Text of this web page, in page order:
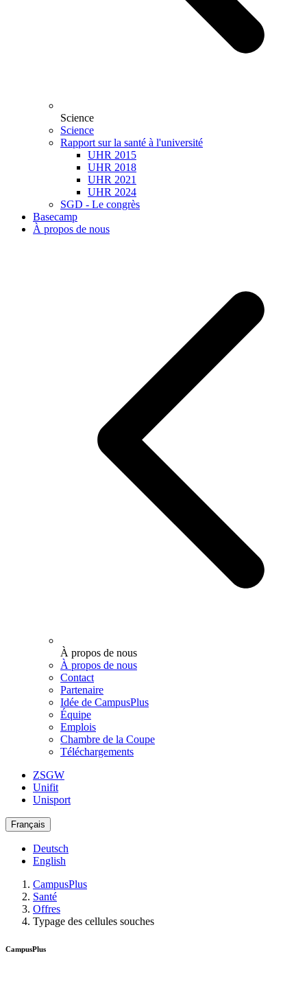
Science
Science
Rapport sur la santé à l'université
UHR 2015
UHR 2018
UHR 2021
UHR 2024
SGD - Le congrès
Basecamp
À propos de nous
À propos de nous
À propos de nous
Contact
Partenaire
Idée de CampusPlus
Équipe
Emplois
Chambre de la Coupe
Téléchargements
ZSGW
Unifit
Unisport
Français
Deutsch
English
CampusPlus
Santé
Offres
Typage des cellules souches
CampusPlus